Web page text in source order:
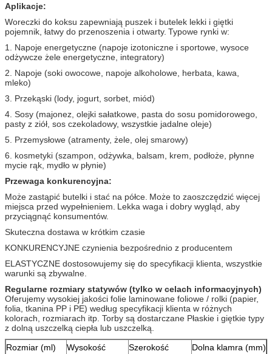
Aplikacje:
Woreczki do koksu zapewniają puszek i butelek lekki i giętki
pojemnik, łatwy do przenoszenia i otwarty. Typowe rynki w:
1. Napoje energetyczne (napoje izotoniczne i sportowe, wysoce
odżywcze żele energetyczne, integratory)
2. Napoje (soki owocowe, napoje alkoholowe, herbata, kawa,
mleko)
3. Przekąski (lody, jogurt, sorbet, miód)
4. Sosy (majonez, olejki sałatkowe, pasta do sosu pomidorowego,
pasty z ziół, sos czekoladowy, wszystkie jadalne oleje)
5. Przemysłowe (atramenty, żele, olej smarowy)
6. kosmetyki (szampon, odżywka, balsam, krem, podłoże, płynne
mycie rąk, mydło w płynie)
Przewaga konkurencyjna:
Może zastąpić butelki i stać na półce. Może to zaoszczędzić więcej
miejsca przed wypełnieniem. Lekka waga i dobry wygląd, aby
przyciągnąć konsumentów.
Skuteczna dostawa w krótkim czasie
KONKURENCYJNE czynienia bezpośrednio z producentem
ELASTYCZNE dostosowujemy się do specyfikacji klienta, wszystkie
warunki są zbywalne.
Regularne rozmiary statywów (tylko w celach informacyjnych)
Oferujemy wysokiej jakości folie laminowane foliowe / rolki (papier,
folia, tkanina PP i PE) według specyfikacji klienta w różnych
kolorach, rozmiarach itp. Torby są dostarczane Płaskie i giętkie typy
z dolną uszczelką ciepła lub uszczelką.
Rozmiar (ml)
Wysokość
Szerokość
Dolna klamra (mm)